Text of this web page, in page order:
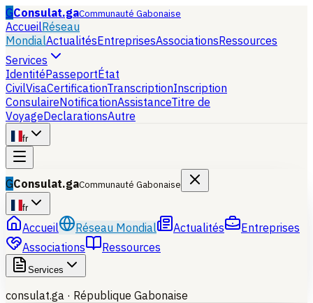
GConsulat.gaCommunauté Gabonaise
AccueilRéseau
MondialActualitésEntreprisesAssociationsRessources
Services
IdentitéPasseportÉtat
CivilVisaCertificationTranscriptionInscription
ConsulaireNotificationAssistanceTitre de
VoyageDeclarationsAutre
fr
GConsulat.gaCommunauté Gabonaise
fr
Accueil Réseau Mondial Actualités
Entreprises
Associations
Ressources
Services
consulat.ga · République Gabonaise